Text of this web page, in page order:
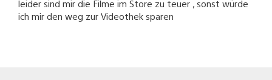
leider sind mir die Filme im Store zu teuer , sonst würde
ich mir den weg zur Videothek sparen